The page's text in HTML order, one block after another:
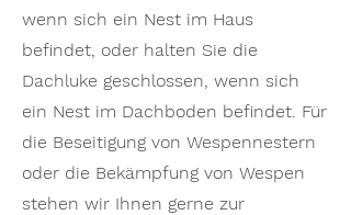
wenn sich ein Nest im Haus
befindet, oder halten Sie die
Dachluke geschlossen, wenn sich
ein Nest im Dachboden befindet. Für
die Beseitigung von Wespennestern
oder die Bekämpfung von Wespen
stehen wir Ihnen gerne zur